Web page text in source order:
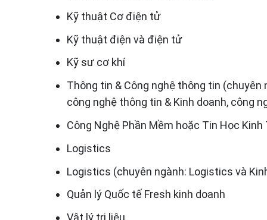
Kỹ thuật Cơ điện tử
Kỹ thuật điện và điện tử
Kỹ sư cơ khí
Thông tin & Công nghệ thông tin (chuyên
công nghệ thông tin & Kinh doanh, công
Công Nghệ Phần Mềm hoặc Tin Học Kinh
Logistics
Logistics (chuyên ngành: Logistics và
Quản lý Quốc tế Fresh kinh doanh
Vật lý trị liệu